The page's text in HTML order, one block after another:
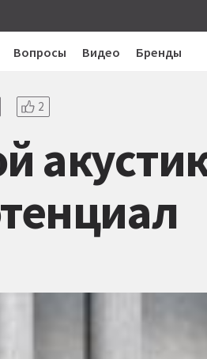
Вопросы Видео Бренды
2